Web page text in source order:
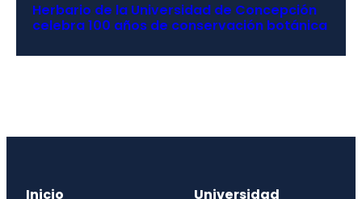
Herbario de la Universidad de Concepción
celebra 100 años de conservación botánica
Inicio Universidad